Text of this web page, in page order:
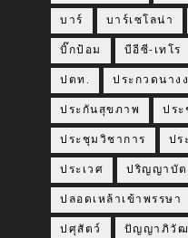
บาร์ บาร์เซโลน่า
บิ๊กป้อม บีอีซี-เทโร
ปตท. ประกวดนาง
ประกันสุขภาพ ประ
ประชุมวิชาการ ปร
ประเวศ ปริญญาบัต
ปลอดเหล้าเข้าพรรษา
ปศุสัตว์ ปัญญาภิวั